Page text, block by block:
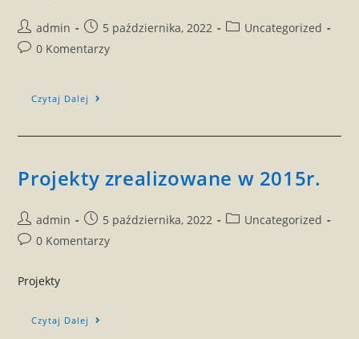
Post
author:
admin
Post
published:
5 października, 2022
PostUncategorized
Post0 Komentarzy
Czytaj Dalej Projekty
2015r.
Projekty zrealizowane w 2015r.
Post
author:
admin
Post
published:
5 października, 2022
PostUncategorized
Post0 Komentarzy
Projekty
Czytaj Dalej Projekty